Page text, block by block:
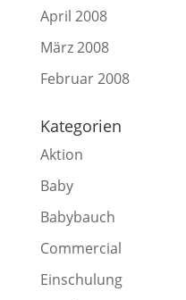
April 2008
März 2008
Februar 2008
Kategorien
Aktion
Baby
Babybauch
Commercial
Einschulung